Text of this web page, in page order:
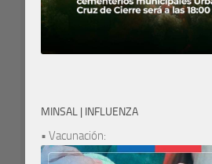
MINSAL | INFLUENZA
• Vacunación: